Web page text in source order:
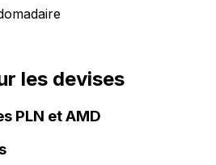
les devises
PLN et AMD